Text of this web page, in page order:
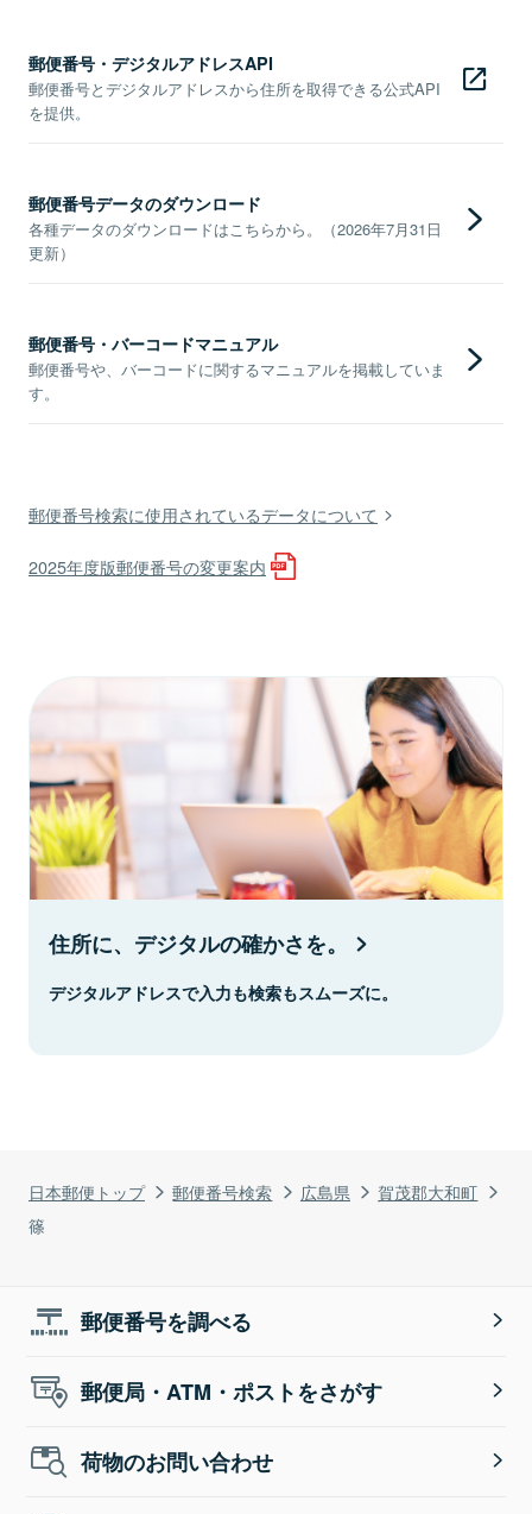
日本郵便トップ 郵便番号検索 広島県
賀茂郡大和町
篠
郵便番号・デジタルアドレスAPI
郵便番号とデジタルアドレスから住所を取得できる公式API
を提供。
郵便番号データのダウンロード
各種データのダウンロードはこちらから。（2026年7月31日
更新）
郵便番号・バーコードマニュアル
郵便番号や、バーコードに関するマニュアルを掲載していま
す。
郵便番号検索に使用されているデータについて
2025年度版郵便番号の変更案内
住所に、デジタルの確かさを。
デジタルアドレスで入力も検索もスムーズに。
郵便番号を調べる
郵便局・ATM・ポストをさがす
荷物のお問い合わせ